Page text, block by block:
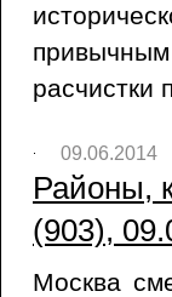
расчистки
09.06.2014
Районы,
(903),
Москва